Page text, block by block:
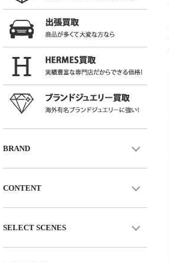
BRAND
CONTENT
SELECT SCENES